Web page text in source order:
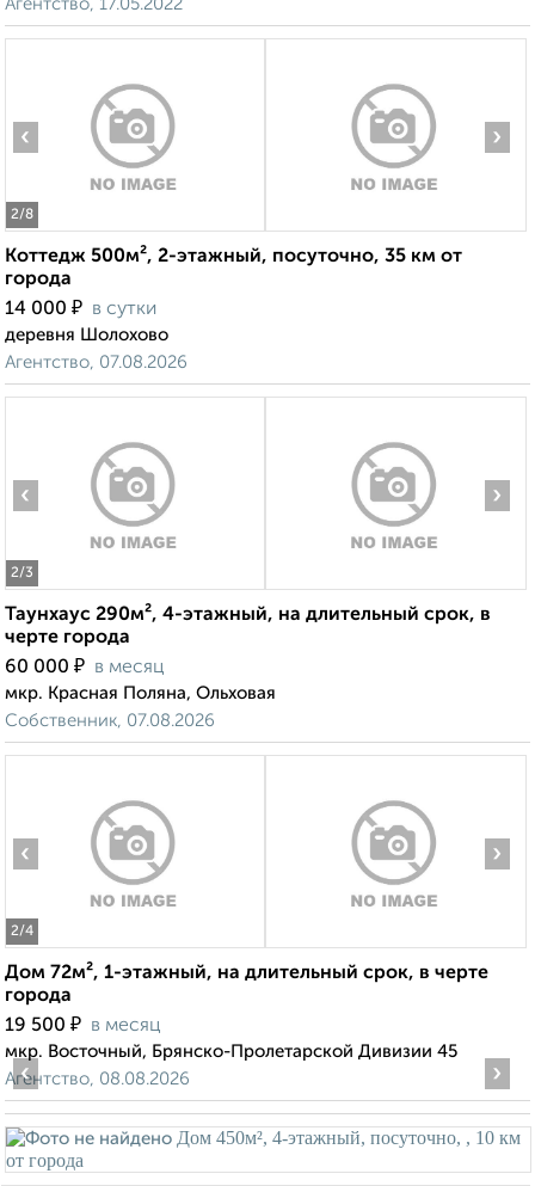
Агентство, 17.05.2022
2/8
‹ ›
Коттедж 500м², 2-этажный, посуточно, 35 км от
города
14 000 ₽ в сутки
деревня Шолохово
Агентство, 07.08.2026
2/3
‹ ›
Таунхаус 290м², 4-этажный, на длительный срок, в
черте города
60 000 ₽ в месяц
мкр. Красная Поляна, Ольховая
Собственник, 07.08.2026
2/4
‹ ›
Дом 72м², 1-этажный, на длительный срок, в черте
города
19 500 ₽ в месяц
мкр. Восточный, Брянско-Пролетарской Дивизии 45
Агентство, 08.08.2026
‹ ›